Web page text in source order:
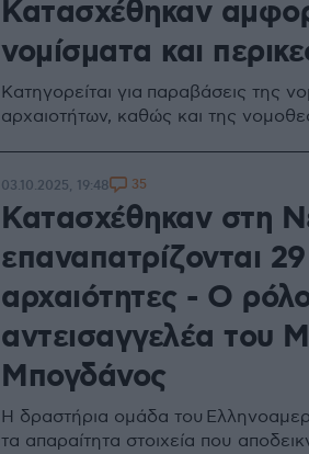
Κατασχέθηκαν
νομίσματα και
Κατηγορείται για παραβάσεις της
αρχαιοτήτων, καθώς και της
Κατασχέθηκαν στη
επαναπατρίζονται 29
αρχαιότητες - Ο
αντεισαγγελέα του
Μπογδάνος
Η δραστήρια ομάδα του
τα απαραίτητα στοιχεία που
03.10.2025, 19:48 35